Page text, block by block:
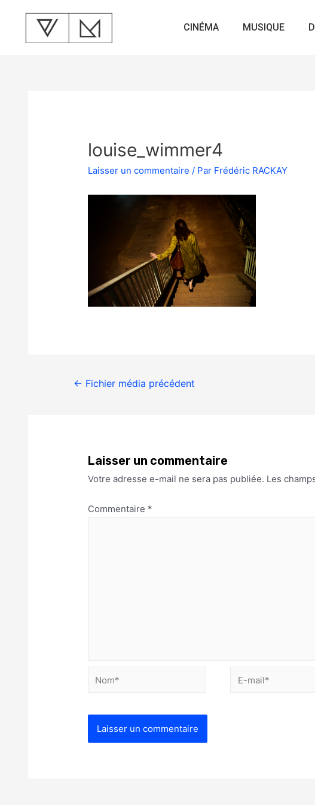
CINÉMA MUSIQUE
louise_wimmer4
Laisser un commentaire / Par Frédéric RACKAY
← Fichier média précédent
Laisser un commentaire
Votre adresse e-mail ne sera pas publiée. Les
Commentaire *